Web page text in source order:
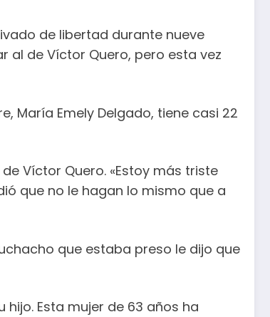
de libertad durante nueve
al de Víctor Quero, pero esta vez
María Emely Delgado, tiene casi 22
Víctor Quero. «Estoy más triste
que no le hagan lo mismo que a
que estaba preso le dijo que
Esta mujer de 63 años ha